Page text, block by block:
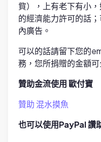
貲），上有老下有小
的經濟能力許可的話
內廣告。
可以的話請留下您的
務，您所捐贈的金額可
贊助金流使用 歐付寶
贊助 混水摸魚
也可以使用PayPal 讚